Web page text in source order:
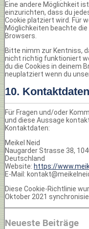
Eine andere Möglichkeit
einzurichten, dass du
Cookie platziert wird. Für
Möglichkeiten beachte
Browsers.
Bitte nimm zur Kentniss,
nicht richtig funktioniert
du die Cookies in deinem
neuplatziert wenn du
10. Kontaktdaten
Für Fragen und/oder
und diese Aussage
Kontaktdaten:
Meikel Neid
Naugarder Strasse 38,
Deutschland
Website: https://
E-Mail:
Diese Cookie-Richtlinie
Oktober 2021
Neueste Beiträge